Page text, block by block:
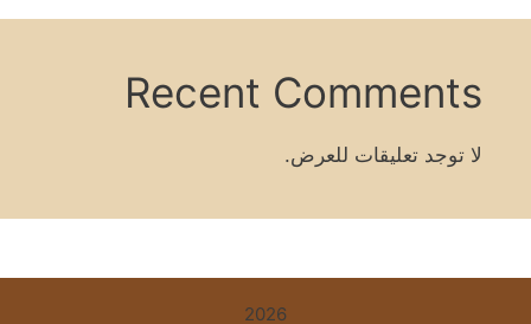
Recent Comments
لا توجد تعليقات للعرض.
2026